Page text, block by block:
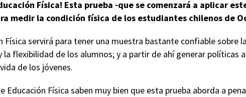
Física! Esta prueba -que se comenzará a aplicar
medir la condición física de los estudiantes chilenos de
Física servirá para tener una muestra bastante confiable sobre
la flexibilidad de los alumnos; y a partir de ahí generar políticas
de los jóvenes.
Educación Física saben muy bien que esta prueba aborda a